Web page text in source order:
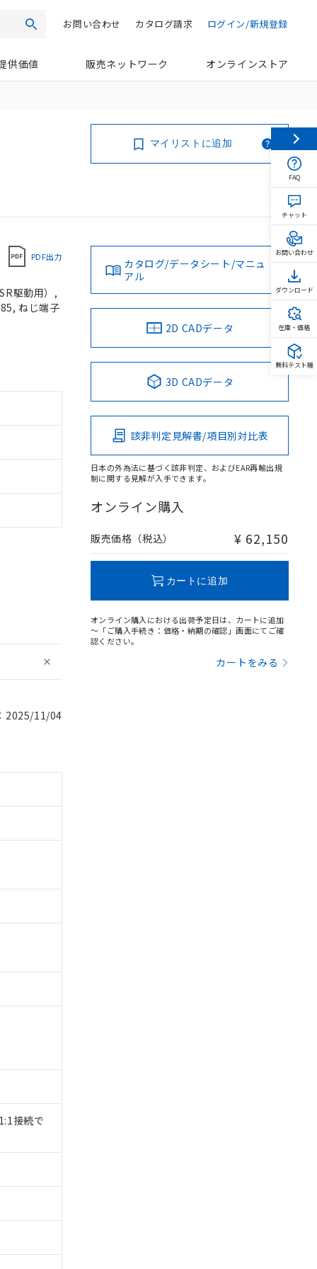
検索 ログイン/新規登録
カタログ請求
お問い合わせ
供価値 販売ネットワーク オンラインストア
マイリストに追加
PDF出力
駆動用）,
ねじ端子
2025/11/04
接続で
カタログ/データシート/マニュ
アル
2D CADデータ
3D CADデータ
該非判定見解書/項目別対比表
日本の外為法に基づく該非判定、およびEAR再輸出規
制に関する見解が入手できます。
オンライン購入
販売価格（税込） ¥ 62,150
カートに追加
オンライン購入における出荷予定日は、カートに追加
～「ご購入手続き：価格・納期の確認」画面にてご確
認ください。
カートをみる
FAQ
チャット
お問い合わせ
ダウンロード
在庫・価格
無料テスト機